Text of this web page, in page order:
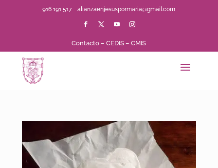
916 191 517alianzaenjesuspormaria@gmail.com
Contacto –CEDIS –CMIS